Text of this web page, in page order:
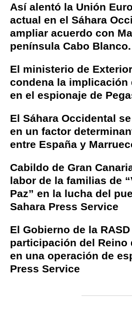
Así alentó la Unión
actual en el Sáhara
ampliar acuerdo con
península Cabo Blanco.
El ministerio de
condena la implicación
en el espionaje de
El Sáhara Occidental
en un factor
entre España y
Cabildo de Gran
labor de la familias de
Paz” en la lucha del
Sahara Press Service
El Gobierno de la
participación del Reino
en una operación de
Press Service